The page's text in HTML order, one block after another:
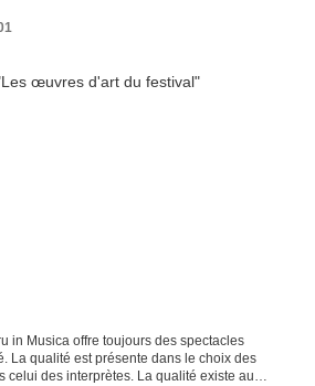
in Musica offre toujours des spectacles
La qualité est présente dans le choix des
celui des interprètes. La qualité existe au